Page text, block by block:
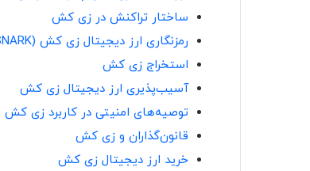
ساختار تراکنش در زی کش
رمزنگاری ارز دیجیتال زی کش (zk-SNARK) چگونه است؟
استخراج زی کش
آسیب‌پذیری ارز دیجیتال زی کش
توصیه‌های امنیتی در کاربرد زی کش
قانون‌گذاران و زی کش
خرید ارز دیجیتال زی کش